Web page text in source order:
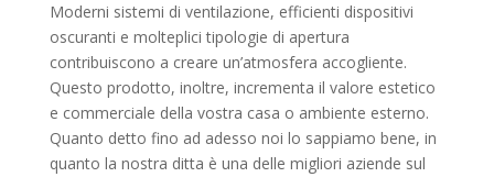
Moderni sistemi di ventilazione, efficienti dispositivi
oscuranti e molteplici tipologie di apertura
contribuiscono a creare un’atmosfera accogliente.
Questo prodotto, inoltre, incrementa il valore estetico
e commerciale della vostra casa o ambiente esterno.
Quanto detto fino ad adesso noi lo sappiamo bene, in
quanto la nostra ditta è una delle migliori aziende sul